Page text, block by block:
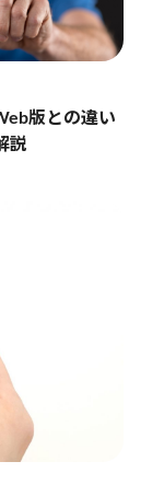
版との違い
説